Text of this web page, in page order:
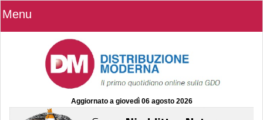
Menu
Aggiornato a giovedì 06 agosto 2026